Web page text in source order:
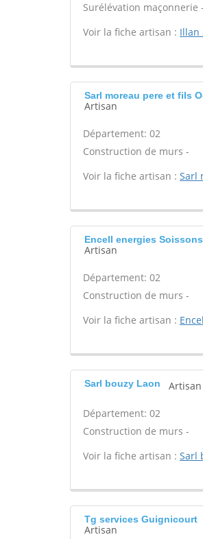
Surélévation maçonnerie -
Voir la fiche artisan : Illan
Sarl moreau pere et fils
Artisan
Département: 02
Construction de murs -
Voir la fiche artisan : Sarl
Encell energies Soissons
Artisan
Département: 02
Construction de murs -
Voir la fiche artisan :
Sarl bouzy Laon Artisan
Département: 02
Construction de murs -
Voir la fiche artisan : Sarl
Tg services Guignicourt
Artisan